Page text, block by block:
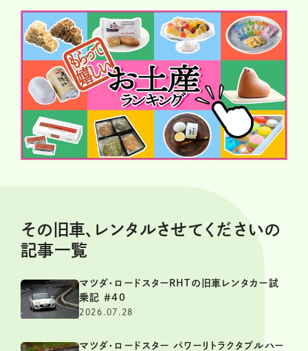
その旧車、レンタルさせてくださいの
記事一覧
マツダ・ロードスターRHTの旧車レンタカー試
乗記 ＃40
2026.07.28
マツダ・ロードスター パワーリトラクタブルハー